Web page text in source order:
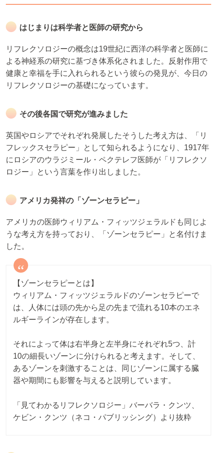
はじまりは科学者と医師の研究から
リフレクソロジーの概念は19世紀に西洋の科学者と医師に
よる神経系の研究に基づき体系化されました。反射作用で
健康と幸福を手に入れられるという彼らの発見が、今日の
リフレクソロジーの基礎になっています。
その後各国で研究が進みました
英国やロシアでそれぞれ発展したそうした考え方は、「リ
フレックスセラピー」として知られるようになり、1917年
にロシアのウラジミール・ペクテレフ医師が「リフレクソ
ロジー」という言葉を作り出しました。
アメリカ発祥の「ゾーンセラピー」
アメリカの医師ウィリアム・フィッツジェラルドも同じよ
うな考え方を持っており、「ゾーンセラピー」と名付けま
した。
【ゾーンセラピーとは】
ウィリアム・フィッツジェラルドのゾーンセラピーで
は、人体には頭の先から足の先まで流れる10本のエネ
ルギーラインが存在します。
それによって体は右半身と左半身にそれぞれ5つ、計
10の細長いゾーンに分けられると考えます。そして、
あるゾーンを刺激することは、同じゾーンに属する臓
器や期間にも影響を与えると説明しています。
「見てわかるリフレクソロジー」バーバラ・クンツ、
ケビン・クンツ（ネコ・パブリッシング）より抜粋